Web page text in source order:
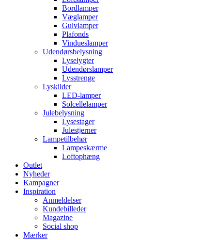
Bordlamper
Væglamper
Gulvlamper
Plafonds
Vindueslamper
Udendørsbelysning
Lyselygter
Udendørslamper
Lysstrenge
Lyskilder
LED-lamper
Solcellelamper
Julebelysning
Lysestager
Julestjerner
Lampetilbehør
Lampeskærme
Loftophæng
Outlet
Nyheder
Kampagner
Inspiration
Anmeldelser
Kundebilleder
Magazine
Social shop
Mærker